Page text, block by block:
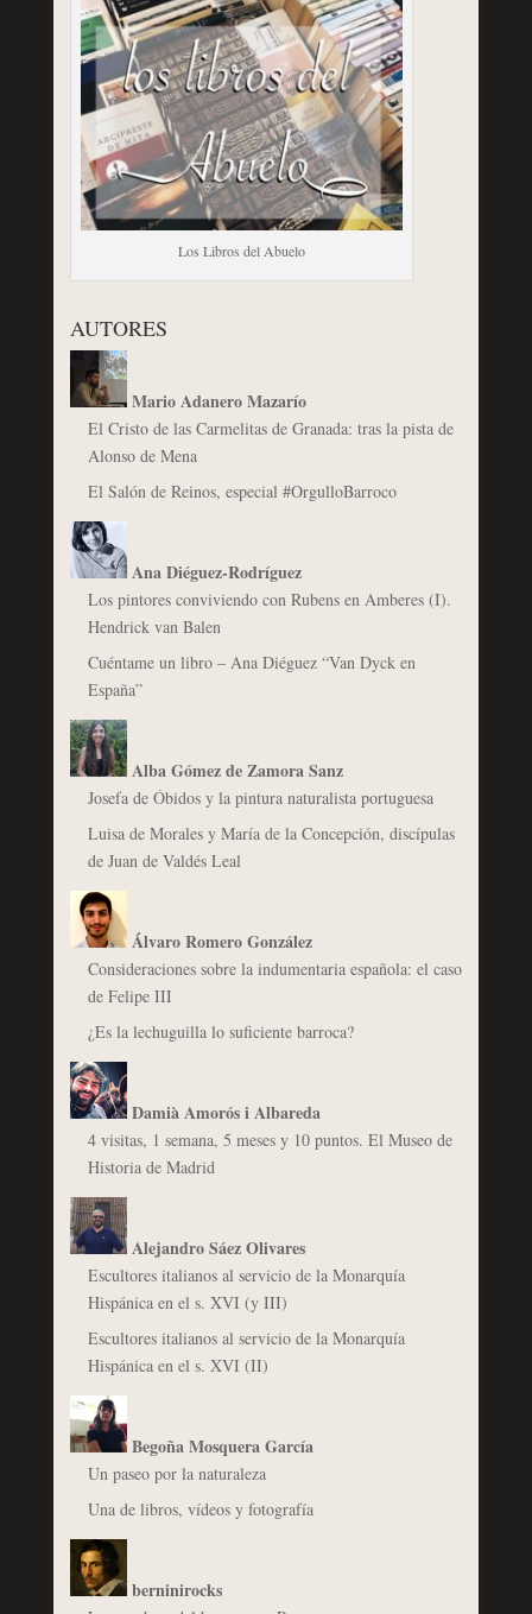
Los Libros del Abuelo
AUTORES
Mario Adanero Mazarío
El Cristo de las Carmelitas de Granada: tras la pista de
Alonso de Mena
El Salón de Reinos, especial #OrgulloBarroco
Ana Diéguez-Rodríguez
Los pintores conviviendo con Rubens en Amberes (I).
Hendrick van Balen
Cuéntame un libro – Ana Diéguez “Van Dyck en
España”
Alba Gómez de Zamora Sanz
Josefa de Óbidos y la pintura naturalista portuguesa
Luisa de Morales y María de la Concepción, discípulas
de Juan de Valdés Leal
Álvaro Romero González
Consideraciones sobre la indumentaria española: el caso
de Felipe III
¿Es la lechuguilla lo suficiente barroca?
Damià Amorós i Albareda
4 visitas, 1 semana, 5 meses y 10 puntos. El Museo de
Historia de Madrid
Alejandro Sáez Olivares
Escultores italianos al servicio de la Monarquía
Hispánica en el s. XVI (y III)
Escultores italianos al servicio de la Monarquía
Hispánica en el s. XVI (II)
Begoña Mosquera García
Un paseo por la naturaleza
Una de libros, vídeos y fotografía
berninirocks